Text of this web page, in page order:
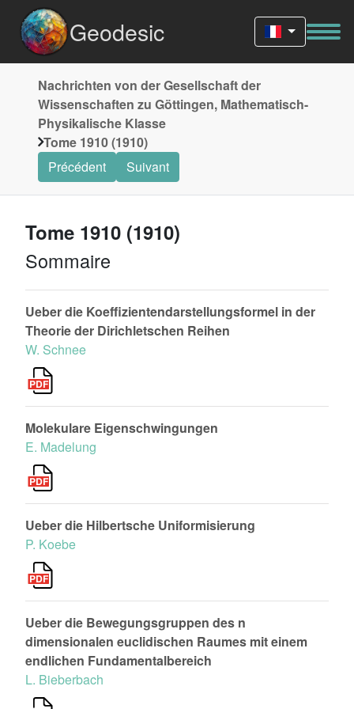
Geodesic
Nachrichten von der Gesellschaft der
Wissenschaften zu Göttingen, Mathematisch-
Physikalische Klasse
Tome 1910 (1910)
Précédent
Suivant
Tome 1910 (1910)
Sommaire
Ueber die Koeffizientendarstellungsformel in der
Theorie der Dirichletschen Reihen
W. Schnee
Molekulare Eigenschwingungen
E. Madelung
Ueber die Hilbertsche Uniformisierung
P. Koebe
Ueber die Bewegungsgruppen des n
dimensionalen euclidischen Raumes mit einem
endlichen Fundamentalbereich
L. Bieberbach